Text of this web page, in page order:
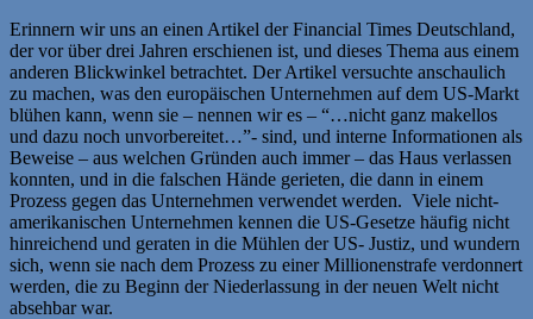
Erinnern wir uns an einen Artikel der Financial Times Deutschland,
der vor über drei Jahren erschienen ist, und dieses Thema aus einem
anderen Blickwinkel betrachtet. Der Artikel versuchte anschaulich
zu machen, was den europäischen Unternehmen auf dem US-Markt
blühen kann, wenn sie – nennen wir es – “…nicht ganz makellos
und dazu noch unvorbereitet…”- sind, und interne Informationen als
Beweise – aus welchen Gründen auch immer – das Haus verlassen
konnten, und in die falschen Hände gerieten, die dann in einem
Prozess gegen das Unternehmen verwendet werden. Viele nicht-
amerikanischen Unternehmen kennen die US-Gesetze häufig nicht
hinreichend und geraten in die Mühlen der US- Justiz, und wundern
sich, wenn sie nach dem Prozess zu einer Millionenstrafe verdonnert
werden, die zu Beginn der Niederlassung in der neuen Welt nicht
absehbar war.